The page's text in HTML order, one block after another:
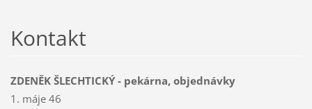
Kontakt
ZDENĚK ŠLECHTICKÝ - pekárna, objednávky
1. máje 46